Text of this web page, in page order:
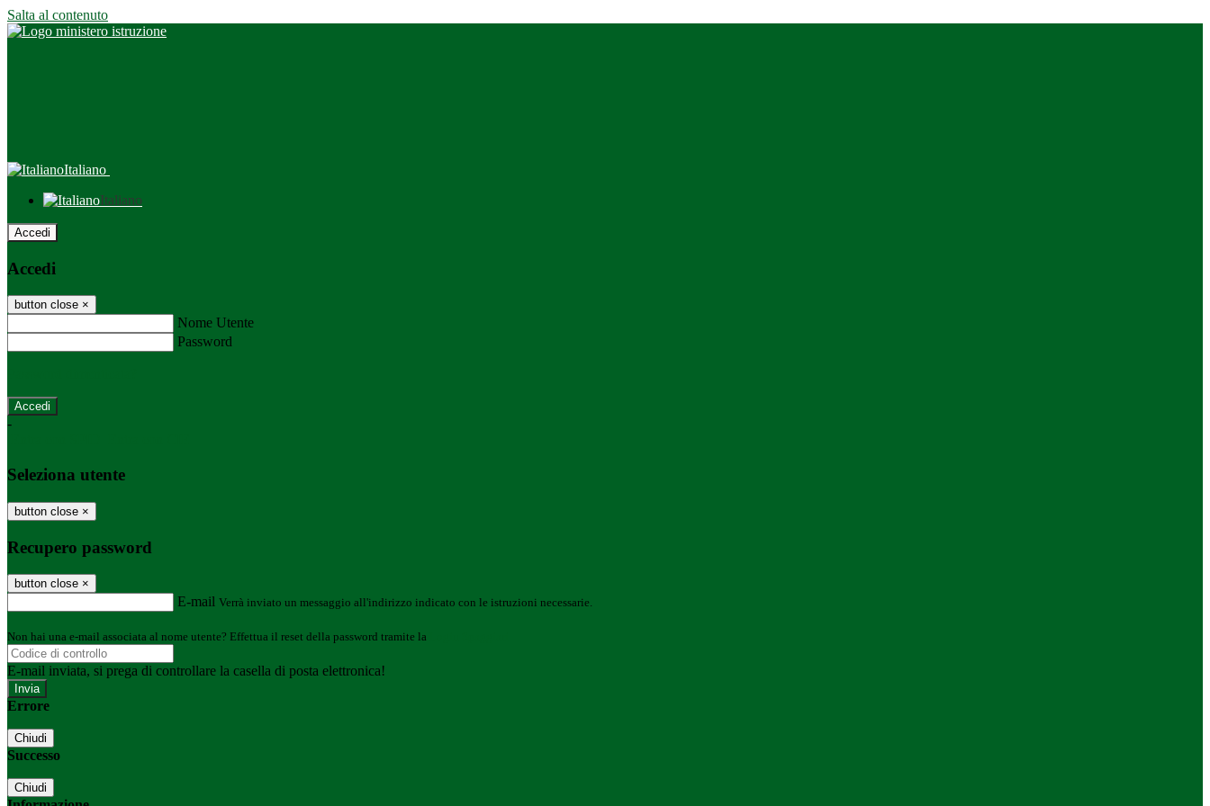
Salta al contenuto
Italiano
Italiano
Accedi
Accedi
button close ×
Nome Utente
Password
-
Seleziona utente
button close ×
Recupero password
button close ×
E-mail Verrà inviato un messaggio all'indirizzo indicato con le istruzioni necessarie.
Non hai una e-mail associata al nome utente? Effettua il reset della password tramite la
E-mail inviata, si prega di controllare la casella di posta elettronica!
Errore
Chiudi
Successo
Chiudi